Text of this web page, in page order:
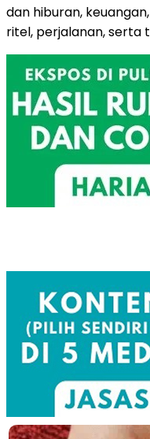
dan hiburan,
ritel, perjalanan, serta